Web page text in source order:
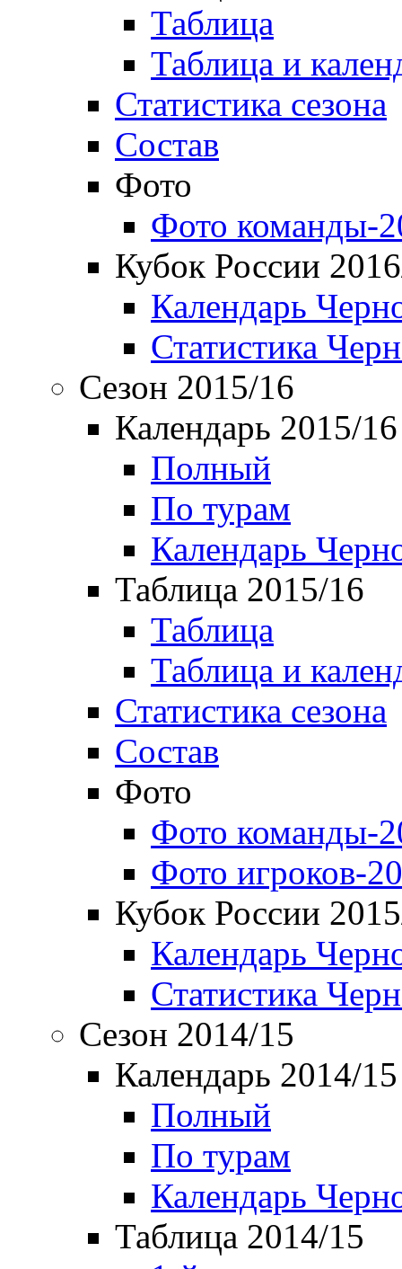
Таблица
Таблица и
Статистика сезона
Состав
Фото
Фото команды-
Кубок России
Календарь
Статистика
Сезон 2015/16
Календарь 2015/16
Полный
По турам
Календарь
Таблица 2015/16
Таблица
Таблица и
Статистика сезона
Состав
Фото
Фото команды-
Фото игроков-
Кубок России
Календарь
Статистика
Сезон 2014/15
Календарь 2014/15
Полный
По турам
Календарь
Таблица 2014/15